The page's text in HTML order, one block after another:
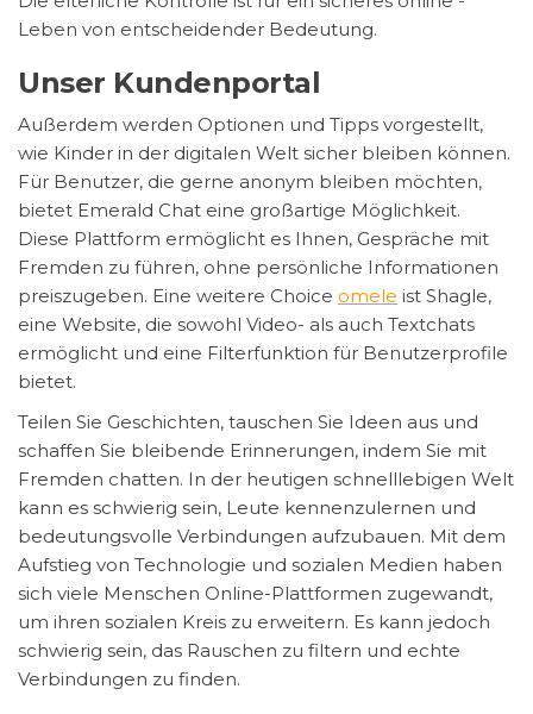
Leben von entscheidender Bedeutung.
Unser Kundenportal
Außerdem werden Optionen und Tipps vorgestellt,
wie Kinder in der digitalen Welt sicher bleiben können.
Für Benutzer, die gerne anonym bleiben möchten,
bietet Emerald Chat eine großartige Möglichkeit.
Diese Plattform ermöglicht es Ihnen, Gespräche mit
Fremden zu führen, ohne persönliche Informationen
preiszugeben. Eine weitere Choice omele ist Shagle,
eine Website, die sowohl Video- als auch Textchats
ermöglicht und eine Filterfunktion für Benutzerprofile
bietet.
Teilen Sie Geschichten, tauschen Sie Ideen aus und
schaffen Sie bleibende Erinnerungen, indem Sie mit
Fremden chatten. In der heutigen schnelllebigen Welt
kann es schwierig sein, Leute kennenzulernen und
bedeutungsvolle Verbindungen aufzubauen. Mit dem
Aufstieg von Technologie und sozialen Medien haben
sich viele Menschen Online-Plattformen zugewandt,
um ihren sozialen Kreis zu erweitern. Es kann jedoch
schwierig sein, das Rauschen zu filtern und echte
Verbindungen zu finden.